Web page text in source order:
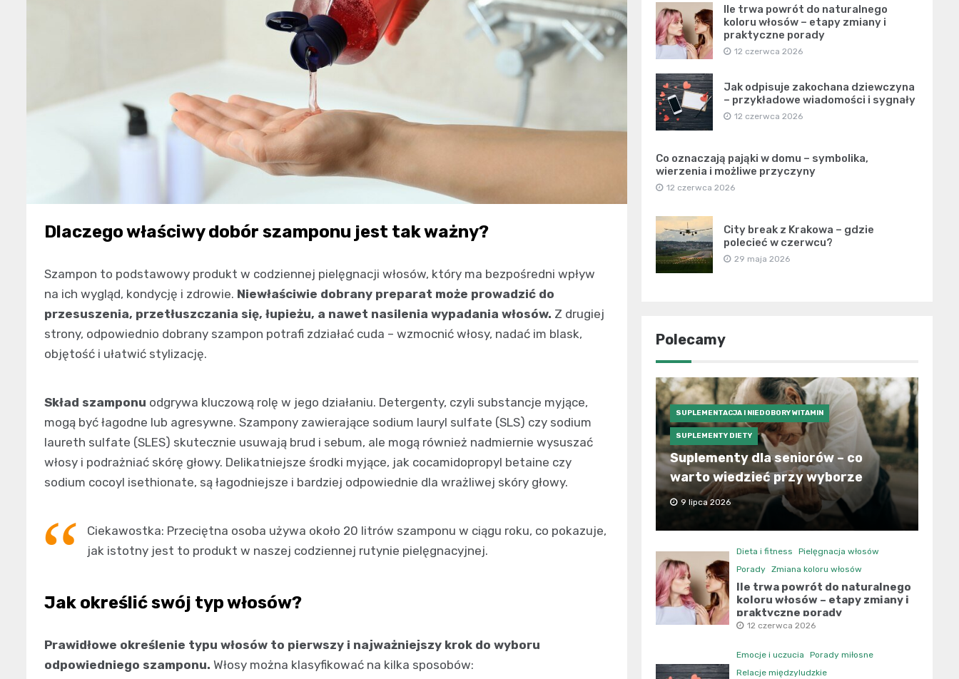
Dlaczego właściwy dobór szamponu jest tak ważny?
Szampon to podstawowy produkt w codziennej pielęgnacji włosów, który ma bezpośredni wpływ
na ich wygląd, kondycję i zdrowie. Niewłaściwie dobrany preparat może prowadzić do
przesuszenia, przetłuszczania się, łupieżu, a nawet nasilenia wypadania włosów. Z drugiej
strony, odpowiednio dobrany szampon potrafi zdziałać cuda – wzmocnić włosy, nadać im blask,
objętość i ułatwić stylizację.
Skład szamponu odgrywa kluczową rolę w jego działaniu. Detergenty, czyli substancje myjące,
mogą być łagodne lub agresywne. Szampony zawierające sodium lauryl sulfate (SLS) czy sodium
laureth sulfate (SLES) skutecznie usuwają brud i sebum, ale mogą również nadmiernie wysuszać
włosy i podrażniać skórę głowy. Delikatniejsze środki myjące, jak cocamidopropyl betaine czy
sodium cocoyl isethionate, są łagodniejsze i bardziej odpowiednie dla wrażliwej skóry głowy.
Ciekawostka: Przeciętna osoba używa około 20 litrów szamponu w ciągu roku, co pokazuje,
jak istotny jest to produkt w naszej codziennej rutynie pielęgnacyjnej.
Jak określić swój typ włosów?
Prawidłowe określenie typu włosów to pierwszy i najważniejszy krok do wyboru
odpowiedniego szamponu. Włosy można klasyfikować na kilka sposobów:
Ile trwa powrót do naturalnego
koloru włosów – etapy zmiany i
praktyczne porady
12 czerwca 2026
Jak odpisuje zakochana dziewczyna
– przykładowe wiadomości i sygnały
12 czerwca 2026
Co oznaczają pająki w domu – symbolika,
wierzenia i możliwe przyczyny
12 czerwca 2026
City break z Krakowa – gdzie
polecieć w czerwcu?
29 maja 2026
Polecamy
SUPLEMENTACJA I NIEDOBORY WITAMIN
SUPLEMENTY DIETY
Suplementy dla seniorów – co
warto wiedzieć przy wyborze
9 lipca 2026
Dieta i fitness
Pielęgnacja włosów
Porady Zmiana koloru włosów
Ile trwa powrót do naturalnego
koloru włosów – etapy zmiany i
praktyczne porady
12 czerwca 2026
Emocje i uczucia
Porady miłosne
Relacje międzyludzkie